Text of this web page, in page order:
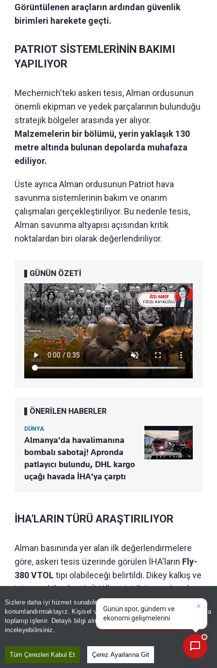
Sizlere daha iyi hizmet sunabilmek adına sitemizde
konumlandırmaktayız. Kişisel verileriniz, KVKK ve GDPR kapsamında
toplanıp işlenir. Detaylı bilgi almak içinAydınlatma Metnimizi
inceleyebilirsiniz.
Tüm Çerezleri Kabul Et Çerez Ayarlarına Git
Görüntülenen araçların ardından güvenlik
birimleri harekete geçti.
PATRIOT SİSTEMLERİNİN BAKIMI
YAPILIYOR
Mechernich'teki askeri tesis, Alman ordusunun
önemli ekipman ve yedek parçalarının bulunduğu
stratejik bölgeler arasında yer alıyor.
Malzemelerin bir bölümü, yerin yaklaşık 130
metre altında bulunan depolarda muhafaza
ediliyor.
Üste ayrıca Alman ordusunun Patriot hava
savunma sistemlerinin bakım ve onarım
çalışmaları gerçekleştiriliyor. Bu nedenle tesis,
Alman savunma altyapısı açısından kritik
noktalardan biri olarak değerlendiriliyor.
GÜNÜN ÖZETİ
ÖNERİLEN HABERLER
DÜNYA
Almanya'da havalimanına
bombalı sabotaj! Apronda
patlayıcı bulundu, DHL kargo
uçağı havada İHA'ya çarptı
İHA'LARIN TÜRÜ ARAŞTIRILIYOR
Alman basınında yer alan ilk değerlendirmelere
göre, askeri tesis üzerinde görülen İHA'ların Fly-
380 VTOL tipi olabileceği belirtildi. Dikey kalkış ve
iniş yapabilen bu tür İHA'lar, pist ihtiyacı olmadan
havalanabiliyor ve ardından sabit kanatlı uçuş
gerçekleştirebiliyor.Söz konusu araçların
ölçüm, haritalama ve gözetleme gibi
×
Günün spor, gündem ve
ekonomi gelişmelerini analiz
edin!